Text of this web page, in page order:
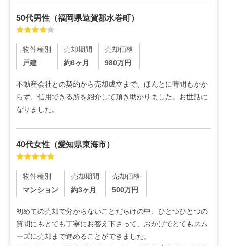
50代男性 （福岡県遠賀郡水巻町）
物件種別
戸建
売却期間
約6ヶ月
売却価格
980万円
不動産会社との契約から売却成立まで、ほんとに時間もかか
らず、信用できる所を紹介して頂き助かりました。お世話に
なりました。
40代女性 （愛知県東海市）
物件種別
マンション
売却期間
約3ヶ月
売却価格
500万円
初めての売却で分からないことだらけの中、ひとつひとつの
質問にもとても丁寧にお答え下さって、おかげでとてもスム
ーズに売却まで進めることができました。